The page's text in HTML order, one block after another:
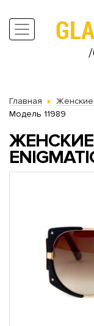
Главная Женские
Модель 11989
ЖЕНСКИЕ